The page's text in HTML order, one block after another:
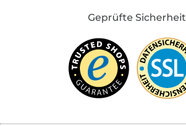
Geprüfte Sicherheit